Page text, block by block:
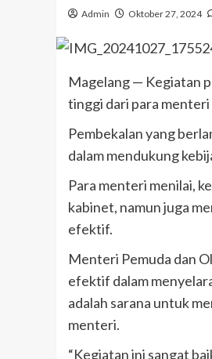
Admin Oktober 27, 2024
Magelang — Kegiatan
tinggi dari para
Pembekalan yang
dalam mendukung
Para menteri menilai,
kabinet, namun juga
efektif.
Menteri Pemuda dan
efektif dalam
adalah sarana untuk
menteri.
“Kegiatan ini sangat